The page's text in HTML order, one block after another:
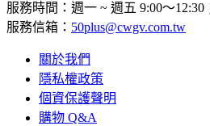
服務時間：週一 ~ 週五 9:00～12:30
服務信箱： 50plus@cwgv.com.tw
關於我們
隱私權政策
個資保護聲明
購物 Q&A